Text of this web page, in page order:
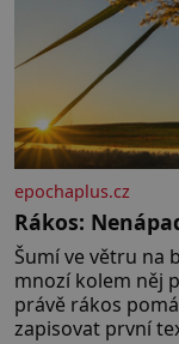
epochaplus.cz
Rákos:
Šumí ve větru na
mnozí kolem něj
právě rákos
zapisovat první